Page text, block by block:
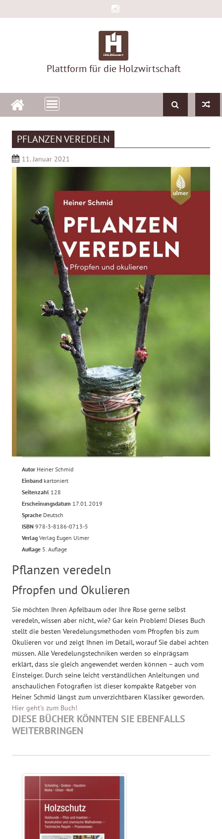
to
Plattform für die Holzwirtschaft
PFLANZEN VEREDELN
11. Januar 2021
Autor Heiner Schmid
Einband kartoniert
Seitenzahl 128
Erscheinungsdatum 17.01.2019
Sprache Deutsch
ISBN978-3-8186-0713-5
VerlagVerlag Eugen Ulmer
Auflage 5. Auflage
Pflanzen veredeln
Pfropfen und Okulieren
Sie möchten Ihren Apfelbaum oder Ihre Rose gerne selbst
veredeln, wissen aber nicht, wie? Gar kein Problem! Dieses Buch
stellt die besten Veredelungsmethoden vom Pfropfen bis zum
Okulieren vor und zeigt Ihnen im Detail, worauf Sie dabei achten
müssen. Alle Veredelungstechniken werden so einprägsam
erklärt, dass sie gleich angewendet werden können – auch vom
Einsteiger. Durch seine leicht verständlichen Anleitungen und
anschaulichen Fotografien ist dieser kompakte Ratgeber von
Heiner Schmid längst zum unverzichtbaren Klassiker geworden.
Hier geht's zum Buch!
DIESE BÜCHER KÖNNTEN SIE EBENFALLS
WEITERBRINGEN